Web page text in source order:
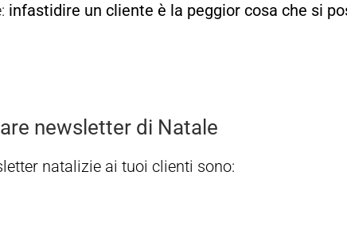
infastidire un cliente è la peggior cosa che si
newsletter di Natale
natalizie ai tuoi clienti sono: